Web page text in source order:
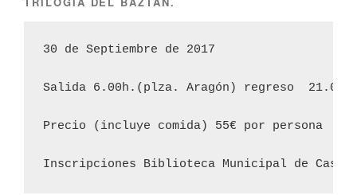
30 de Septiembre de 2017
Salida 6.00h.(plza. Aragón) regreso
Precio (incluye comida) 55€ por persona
Inscripciones Biblioteca Municipal de